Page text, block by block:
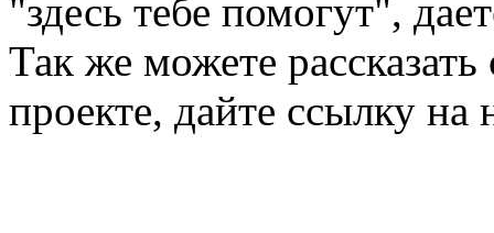
"здесь тебе помогут",
Так же можете
проекте, дайте ссылку на